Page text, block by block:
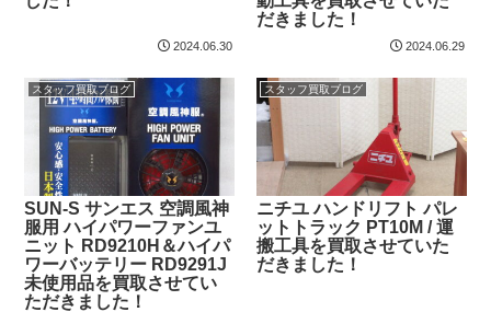
2024.06.30
だきました！
2024.06.29
スタッフ買取ブログ
SUN-S サンエス 空調風神
服用 ハイパワーファンユ
ニット RD9210H＆ハイパ
ワーバッテリー RD9291J
未使用品を買取させてい
ただきました！
スタッフ買取ブログ
ニチユ ハンドリフト パレ
ットトラック PT10M / 運
搬工具を買取させていた
だきました！